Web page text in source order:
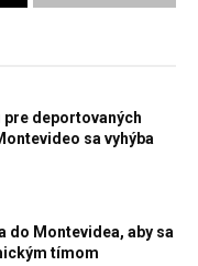
pre deportovaných
sa vyhýba
do Montevidea, aby sa
tímom